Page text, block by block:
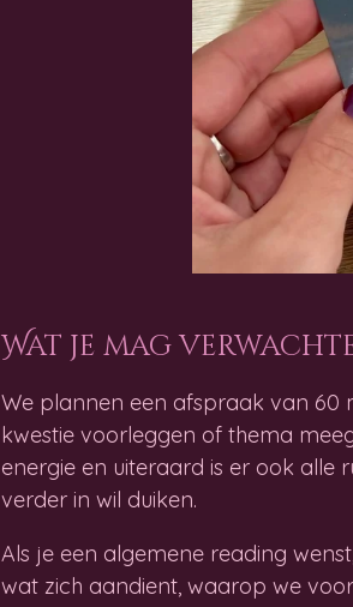
Wat je mag
We plannen een afspraak van 60
kwestie voorleggen of thema
energie en uiteraard is er ook
verder in wil duiken.
Als je een algemene reading
wat zich aandient, waarop we